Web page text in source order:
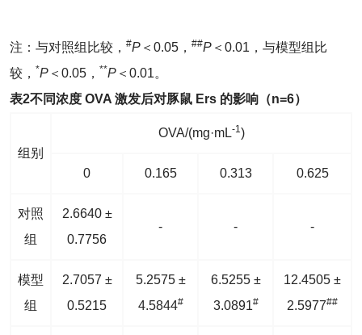
注：与对照组比较， #P ＜0.05， ##P ＜0.01，与模型组比
较， *P ＜0.05， **P ＜0.01。
表2不同浓度 OVA 激发后对豚鼠 Ers 的影响（n=6）
组别
OVA/(mg·mL-1)
0 0.165 0.313 0.625
对照
组
2.6640 ±
0.7756
- - -
模型
组
2.7057 ±
0.5215
5.2575 ±
4.5844#
6.5255 ±
3.0891#
12.4505 ±
2.5977##